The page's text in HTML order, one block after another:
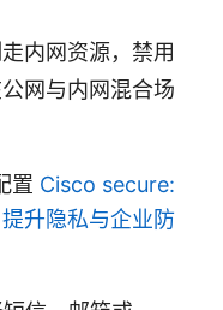
内网资源，禁用
网与内网混合场
置 Cisco secure:
升隐私与企业防